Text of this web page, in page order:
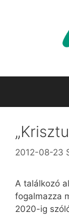
2012-08-23
A találkozó
fogalmazza
2020-ig